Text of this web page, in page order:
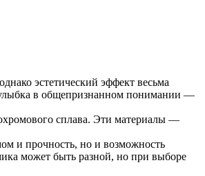
эстетический эффект весьма
улыбка в общепризнанном понимании —
сплава. Эти материалы —
и прочность, но и возможность
может быть разной, но при выборе